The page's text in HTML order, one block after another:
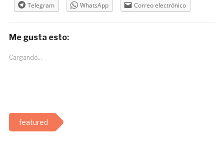
Telegram
WhatsApp Correo electrónico
Me gusta esto:
Cargando...
featured